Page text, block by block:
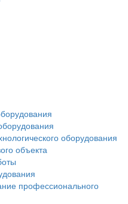
оборудования
объекта
профессионального